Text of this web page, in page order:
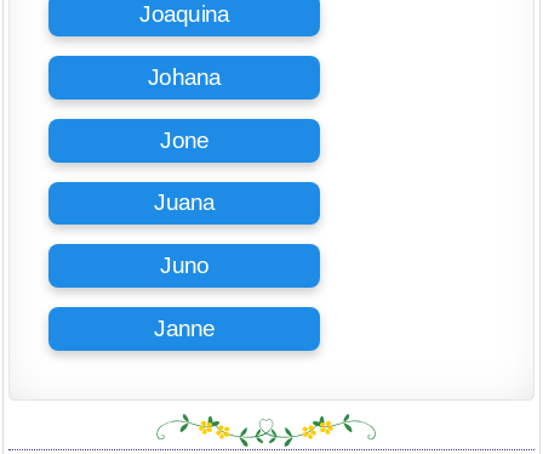
Joaquina
Johana
Jone
Juana
Juno
Janne